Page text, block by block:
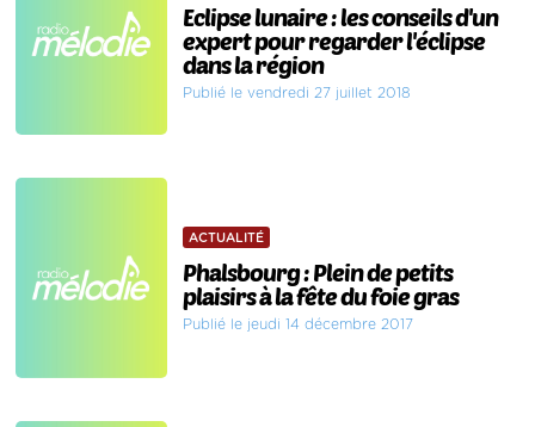
Eclipse lunaire : les conseils d'un
expert pour regarder l'éclipse
dans la région
Publié le vendredi 27 juillet 2018
ACTUALITÉ
Phalsbourg : Plein de petits
plaisirs à la fête du foie gras
Publié le jeudi 14 décembre 2017